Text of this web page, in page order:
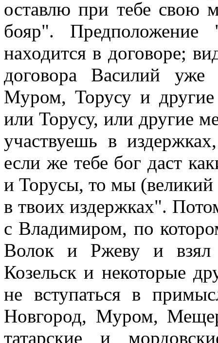
оставлю при тебе свою
бояр".
находится в договоре;
договора Василий уже
Муром, Торусу и
или Торусу, или другие
участвуешь в
если же тебе бог даст
и Торусы, то мы (великий
в твоих издержках".
с Владимиром, по
Волок и Ржеву и взял
Козельск и некоторые
не вступаться в
Новгород, Муром,
татарские и